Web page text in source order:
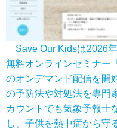
Save Our Kidsは2026
無料オンラインセミナー
のオンデマンド配信を開
の予防法や対処法を専門
カウントでも気象予報士
し、子供を熱中症から守